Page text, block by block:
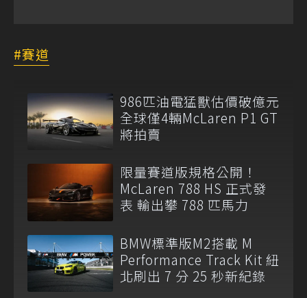
賽道
986匹油電猛獸估價破億元
全球僅4輛McLaren P1 GT
將拍賣
限量賽道版規格公開！
McLaren 788 HS 正式發
表 輸出攀 788 匹馬力
BMW標準版M2搭載 M
Performance Track Kit 紐
北刷出 7 分 25 秒新紀錄